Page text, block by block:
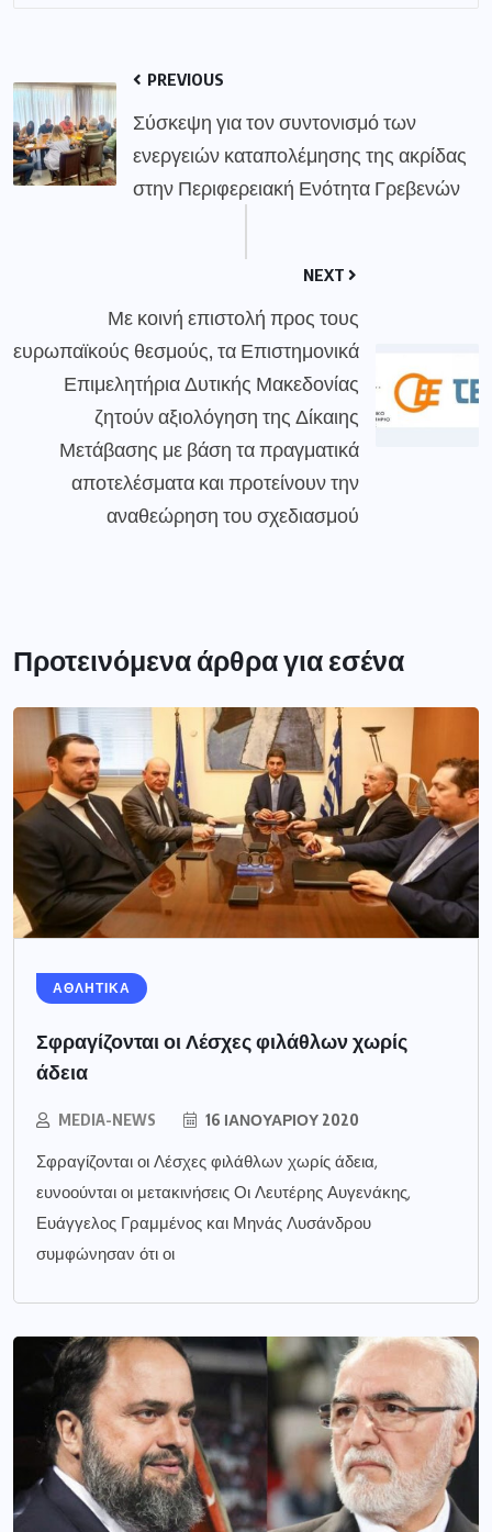
PREVIOUS
Σύσκεψη για τον συντονισμό των
ενεργειών καταπολέμησης της ακρίδας
στην Περιφερειακή Ενότητα Γρεβενών
NEXT
Με κοινή επιστολή προς τους
ευρωπαϊκούς θεσμούς, τα Επιστημονικά
Επιμελητήρια Δυτικής Μακεδονίας
ζητούν αξιολόγηση της Δίκαιης
Μετάβασης με βάση τα πραγματικά
αποτελέσματα και προτείνουν την
αναθεώρηση του σχεδιασμού
Προτεινόμενα άρθρα για εσένα
ΑΘΛΗΤΙΚΑ
Σφραγίζονται οι Λέσχες φιλάθλων χωρίς
άδεια
MEDIA-NEWS 16 ΙΑΝΟΥΑΡΊΟΥ 2020
Σφραγίζονται οι Λέσχες φιλάθλων χωρίς άδεια,
ευνοούνται οι μετακινήσεις Οι Λευτέρης Αυγενάκης,
Ευάγγελος Γραμμένος και Μηνάς Λυσάνδρου
συμφώνησαν ότι οι